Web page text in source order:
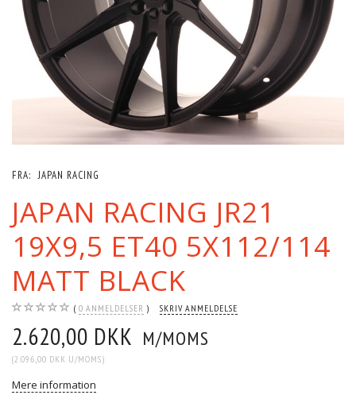
FRA: JAPAN RACING
JAPAN RACING JR21
19X9,5 ET40 5X112/114
MATT BLACK
0 ANMELDELSER SKRIV ANMELDELSE
2.620,00 DKK M/MOMS
(2.096,00 DKK U/MOMS)
Mere information